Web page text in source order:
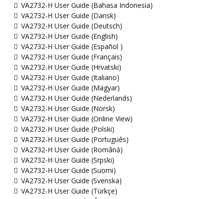
VA2732-H User Guide (Bahasa Indonesia)
VA2732-H User Guide (Dansk)
VA2732-H User Guide (Deutsch)
VA2732-H User Guide (English)
VA2732-H User Guide (Español )
VA2732-H User Guide (Français)
VA2732-H User Guide (Hrvatski)
VA2732-H User Guide (Italiano)
VA2732-H User Guide (Magyar)
VA2732-H User Guide (Nederlands)
VA2732-H User Guide (Norsk)
VA2732-H User Guide (Online View)
VA2732-H User Guide (Polski)
VA2732-H User Guide (Português)
VA2732-H User Guide (Română)
VA2732-H User Guide (Srpski)
VA2732-H User Guide (Suomi)
VA2732-H User Guide (Svenska)
VA2732-H User Guide (Türkçe)